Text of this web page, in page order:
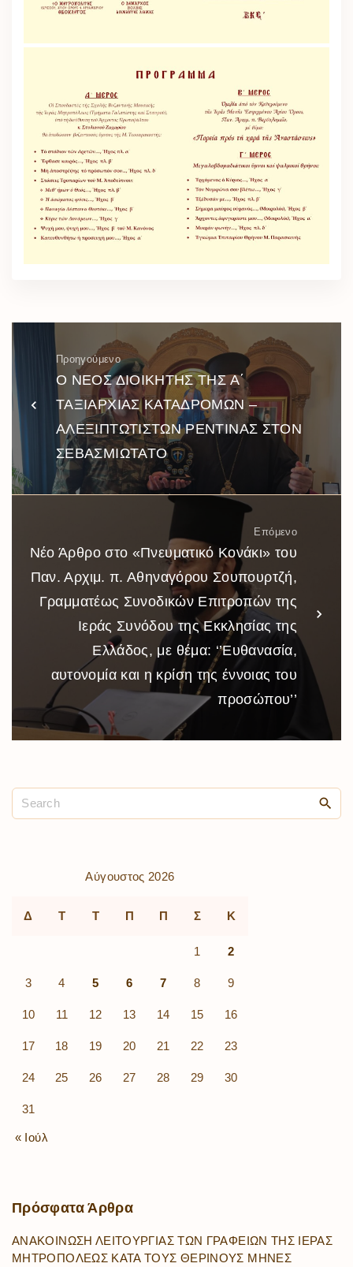
Προηγούμενο
Ο ΝΕΟΣ ΔΙΟΙΚΗΤΗΣ ΤΗΣ Α΄
ΤΑΞΙΑΡΧΙΑΣ ΚΑΤΑΔΡΟΜΩΝ –
ΑΛΕΞΙΠΤΩΤΙΣΤΩΝ ΡΕΝΤΙΝΑΣ ΣΤΟΝ
ΣΕΒΑΣΜΙΩΤΑΤΟ
Επόμενο
Νέο Άρθρο στο «Πνευματικό Κονάκι» του
Παν. Αρχιμ. π. Αθηναγόρου Σουπουρτζή,
Γραμματέως Συνοδικών Επιτροπών της
Ιεράς Συνόδου της Εκκλησίας της
Ελλάδος, με θέμα: ‘’Ευθανασία,
αυτονομία και η κρίση της έννοιας του
προσώπου’’
Αύγουστος 2026
Δ Τ Τ Π Π Σ Κ
1 2
3 4 5 6 7 8 9
10 11 12 13 14 15 16
17 18 19 20 21 22 23
24 25 26 27 28 29 30
31
« Ιούλ
Πρόσφατα Άρθρα
ΑΝΑΚΟΙΝΩΣΗ ΛΕΙΤΟΥΡΓΙΑΣ ΤΩΝ ΓΡΑΦΕΙΩΝ ΤΗΣ ΙΕΡΑΣ
ΜΗΤΡΟΠΟΛΕΩΣ ΚΑΤΑ ΤΟΥΣ ΘΕΡΙΝΟΥΣ ΜΗΝΕΣ